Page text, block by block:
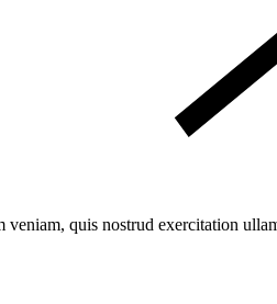
quis nostrud exercitation